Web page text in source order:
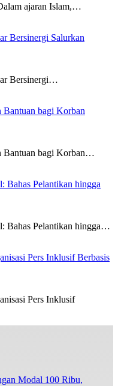
ajaran Islam,…
Bersinergi Salurkan
Bersinergi…
Bantuan bagi Korban
Bantuan bagi Korban…
Bahas Pelantikan hingga
Bahas Pelantikan hingga…
Pers Inklusif Berbasis
Pers Inklusif